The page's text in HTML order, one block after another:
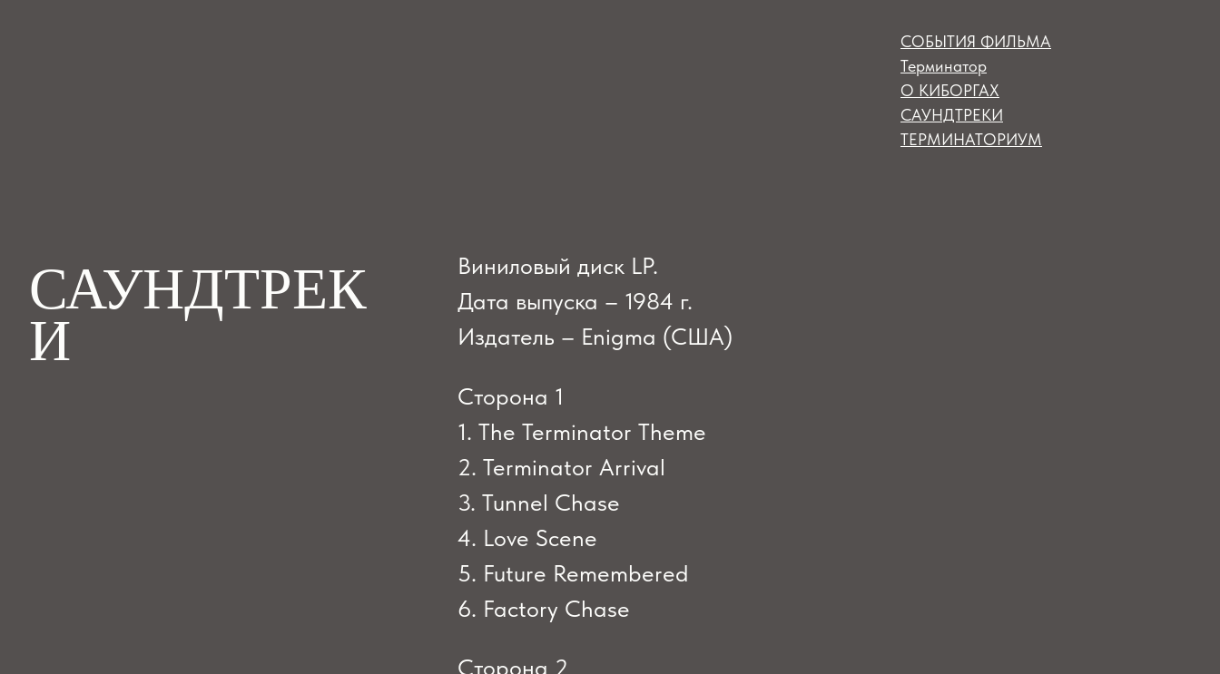
СОБЫТИЯ ФИЛЬМА
Терминатор
О КИБОРГАХ
САУНДТРЕКИ
ТЕРМИНАТОРИУМ
САУНДТРЕК
И
Виниловый диск LP.
Дата выпуска – 1984 г.
Издатель – Enigma (США)
Сторона 1
1. The Terminator Theme
2. Terminator Arrival
3. Tunnel Chase
4. Love Scene
5. Future Remembered
6. Factory Chase
Сторона 2